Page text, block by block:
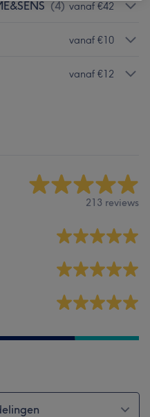
(4) vanaf €42
vanaf €10
vanaf €12
213 reviews